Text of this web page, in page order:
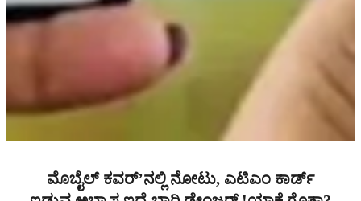
ಮೊಬೈಲ್ ಕವರ್’ನಲ್ಲಿ ನೋಟು, ಎಟಿಎಂ ಕಾರ್ಡ್